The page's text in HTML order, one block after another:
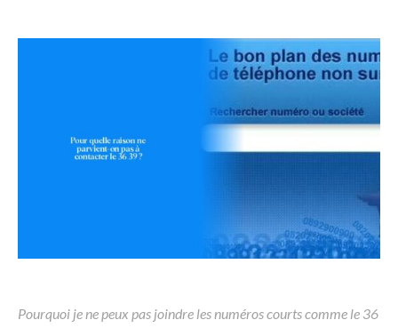
Pourquoi je ne peux pas joindre les numéros courts comme le 36